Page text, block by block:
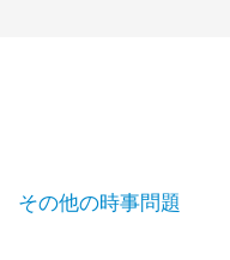
その他の時事問題